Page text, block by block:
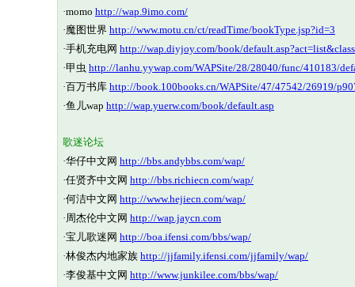
·momo http://wap.9imo.com/
·魔图世界 http://www.motu.cn/ct/readTime/bookType.jsp?id=3
·手机充电网 http://wap.diyjoy.com/book/
·甲虫 http://lanhu.yywap.com/WAPSite/28/28040/func/410183/
·百万书库 http://book.100books.cn/WAPSite/47/47542/26919/
·鱼儿wap http://wap.yuerw.com/book/default.asp
歌迷论坛
·华仔中文网 http://bbs.andybbs.com/wap/
·任贤齐中文网 http://bbs.richiecn.com/wap/
·何洁中文网 http://www.hejiecn.com/wap/
·周杰伦中文网 http://wap.jaycn.com
·宝儿歌迷网 http://boa.ifensi.com/bbs/wap/
·林俊杰内地家族 http://jjfamily.ifensi.com/jjfamily/wap/
·李俊基中文网 http://www.junkilee.com/bbs/wap/